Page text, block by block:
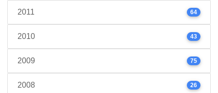
2011 64
2010 43
2009 75
2008 26